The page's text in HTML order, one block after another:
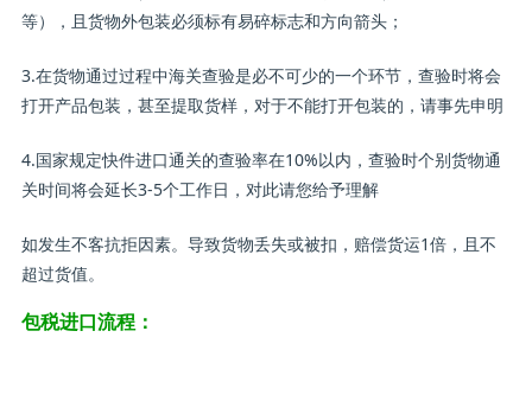
等），且货物外包装必须标有易碎标志和方向箭头；
3.在货物通过过程中海关查验是必不可少的一个环节，查验时将会
打开产品包装，甚至提取货样，对于不能打开包装的，请事先申明
4.国家规定快件进口通关的查验率在10%以内，查验时个别货物通
关时间将会延长3-5个工作日，对此请您给予理解
如发生不客抗拒因素。导致货物丢失或被扣，赔偿货运1倍，且不
超过货值。
包税进口流程：